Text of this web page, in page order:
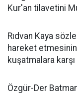
Kur'an tilavetini
Rıdvan Kaya
hareket
kuşatmalara
Özgür-Der